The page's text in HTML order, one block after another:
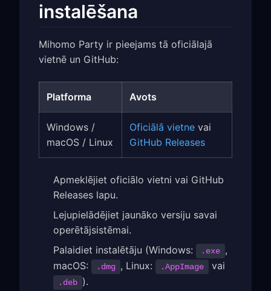
instalēšana
Mihomo Party ir pieejams tā oficiālajā
vietnē un GitHub:
Platforma Avots
Windows /
macOS / Linux
Oficiālā vietne vai
GitHub Releases
Apmeklējiet oficiālo vietni vai GitHub
Releases lapu.
Lejupielādējiet jaunāko versiju savai
operētājsistēmai.
Palaidiet instalētāju (Windows:
.exe ,
macOS:
.dmg , Linux: .AppImage vai
.deb ).